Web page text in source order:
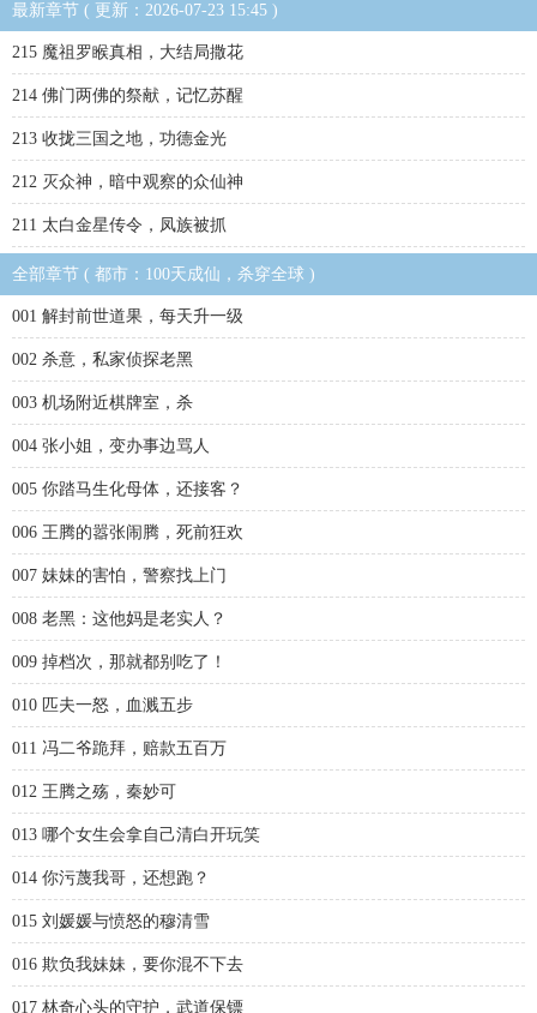
最新章节 ( 更新：2026-07-23 15:45 )
215 魔祖罗睺真相，大结局撒花
214 佛门两佛的祭献，记忆苏醒
213 收拢三国之地，功德金光
212 灭众神，暗中观察的众仙神
211 太白金星传令，凤族被抓
全部章节 ( 都市：100天成仙，杀穿全球 )
001 解封前世道果，每天升一级
002 杀意，私家侦探老黑
003 机场附近棋牌室，杀
004 张小姐，变办事边骂人
005 你踏马生化母体，还接客？
006 王腾的嚣张闹腾，死前狂欢
007 妹妹的害怕，警察找上门
008 老黑：这他妈是老实人？
009 掉档次，那就都别吃了！
010 匹夫一怒，血溅五步
011 冯二爷跪拜，赔款五百万
012 王腾之殇，秦妙可
013 哪个女生会拿自己清白开玩笑
014 你污蔑我哥，还想跑？
015 刘媛媛与愤怒的穆清雪
016 欺负我妹妹，要你混不下去
017 林奇心头的守护，武道保镖